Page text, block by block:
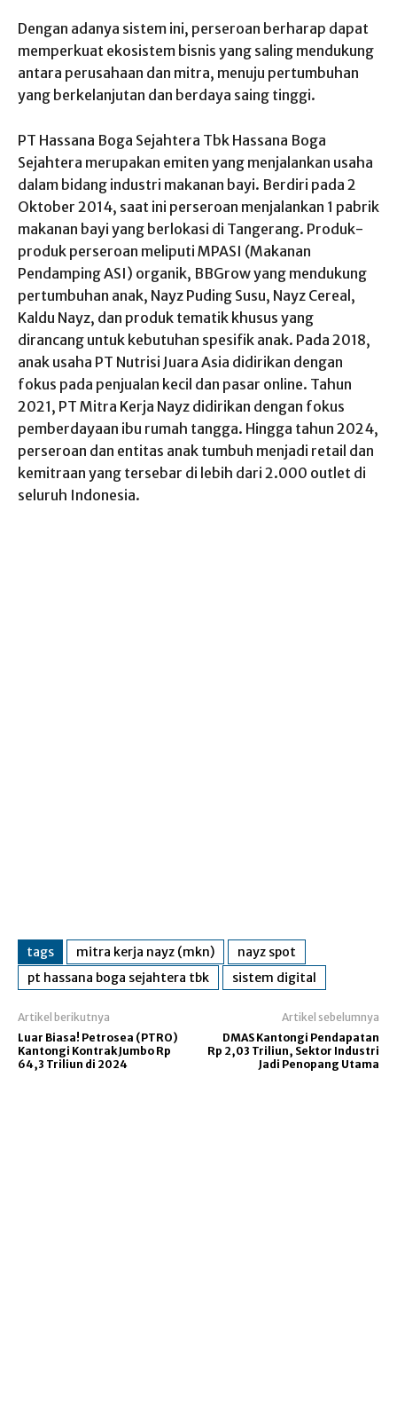
Dengan adanya sistem ini, perseroan berharap dapat
memperkuat ekosistem bisnis yang saling mendukung
antara perusahaan dan mitra, menuju pertumbuhan
yang berkelanjutan dan berdaya saing tinggi.
PT Hassana Boga Sejahtera Tbk Hassana Boga
Sejahtera merupakan emiten yang menjalankan usaha
dalam bidang industri makanan bayi. Berdiri pada 2
Oktober 2014, saat ini perseroan menjalankan 1 pabrik
makanan bayi yang berlokasi di Tangerang. Produk-
produk perseroan meliputi MPASI (Makanan
Pendamping ASI) organik, BBGrow yang mendukung
pertumbuhan anak, Nayz Puding Susu, Nayz Cereal,
Kaldu Nayz, dan produk tematik khusus yang
dirancang untuk kebutuhan spesifik anak. Pada 2018,
anak usaha PT Nutrisi Juara Asia didirikan dengan
fokus pada penjualan kecil dan pasar online. Tahun
2021, PT Mitra Kerja Nayz didirikan dengan fokus
pemberdayaan ibu rumah tangga. Hingga tahun 2024,
perseroan dan entitas anak tumbuh menjadi retail dan
kemitraan yang tersebar di lebih dari 2.000 outlet di
seluruh Indonesia.
tags mitra kerja nayz (mkn)
nayz spot
pt hassana boga sejahtera tbk
sistem digital
Artikel berikutnya
Luar Biasa! Petrosea (PTRO)
Kantongi Kontrak Jumbo Rp
64,3 Triliun di 2024
Artikel sebelumnya
DMAS Kantongi Pendapatan
Rp 2,03 Triliun, Sektor Industri
Jadi Penopang Utama